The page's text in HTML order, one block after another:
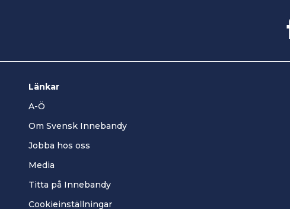
Länkar
A-Ö
Om Svensk Innebandy
Jobba hos oss
Media
Titta på Innebandy
Cookieinställningar